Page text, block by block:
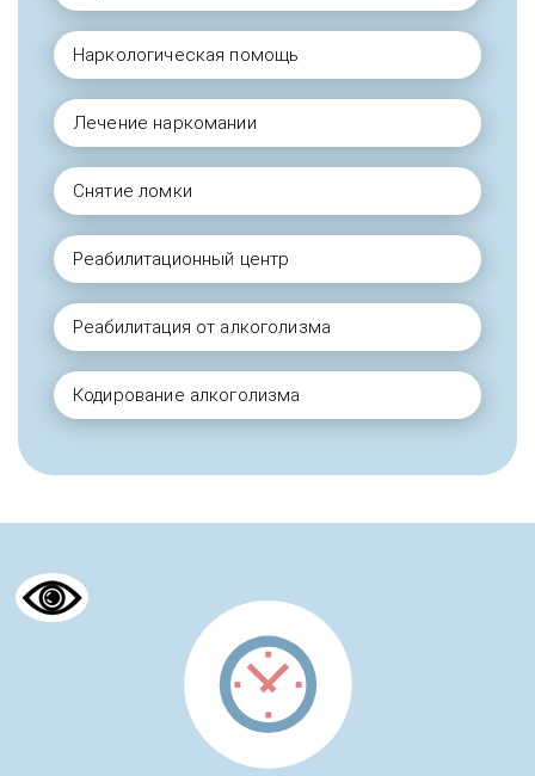
Наркологическая помощь
Лечение наркомании
Снятие ломки
Реабилитационный центр
Реабилитация от алкоголизма
Кодирование алкоголизма